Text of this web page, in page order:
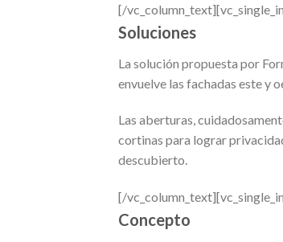
[/
Soluciones
La solución propuesta por
envuelve las fachadas este y
Las aberturas,
cortinas para lograr
descubierto.
[/
Concepto